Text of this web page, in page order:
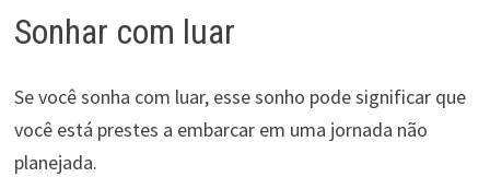
Sonhar com luar
Se você sonha com luar, esse sonho pode significar que
você está prestes a embarcar em uma jornada não
planejada.